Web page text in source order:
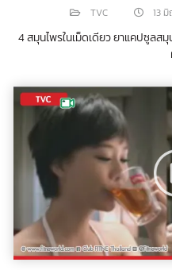
TVC 13
4 สมุนไพรในเม็ดเดียว ยาแคปซูลส